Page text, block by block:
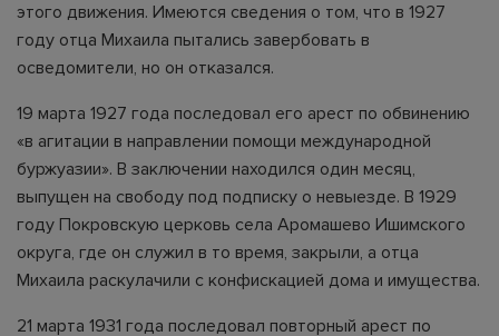
этого движения. Имеются сведения о том, что в 1927
году отца Михаила пытались завербовать в
осведомители, но он отказался.
19 марта 1927 года последовал его арест по обвинению
«в агитации в направлении помощи международной
буржуазии». В заключении находился один месяц,
выпущен на свободу под подписку о невыезде. В 1929
году Покровскую церковь села Аромашево Ишимского
округа, где он служил в то время, закрыли, а отца
Михаила раскулачили с конфискацией дома и имущества.
21 марта 1931 года последовал повторный арест по